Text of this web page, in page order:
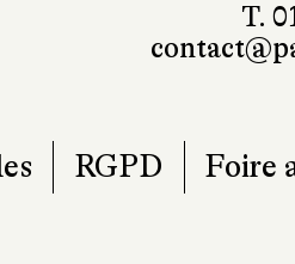
T.
RGPD Foire